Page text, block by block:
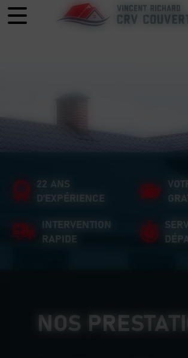
Panneau de gestion des cookies
22 ANS
D'EXPÉRIENCE
INTERVENTION
RAPIDE
NOS